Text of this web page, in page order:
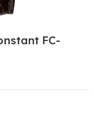
FC-